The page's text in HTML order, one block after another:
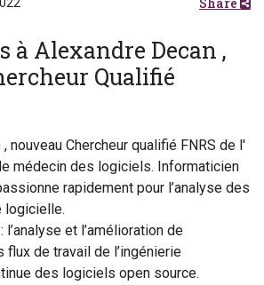
à Alexandre Decan ,
Qualifié
nouveau Chercheur qualifié FNRS de l'
médecin des logiciels. Informaticien
rapidement pour l’analyse des
logicielle.
l’analyse et l’amélioration de
flux de travail de l’ingénierie
des logiciels open source.